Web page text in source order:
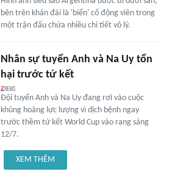
bên trên khán đài là 'biển' cổ động viên trong
một trận đấu chứa nhiều chi tiết vô lý.
Nhân sự tuyển Anh và Na Uy tổn
hại trước tứ kết
Đội tuyển Anh và Na Uy đang rơi vào cuộc
khủng hoảng lực lượng vì dịch bệnh ngay
trước thềm tứ kết World Cup vào rạng sáng
12/7.
XEM THÊM